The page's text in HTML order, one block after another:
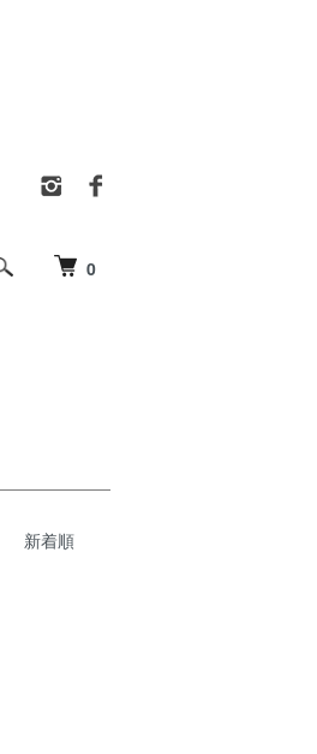
0
新着順